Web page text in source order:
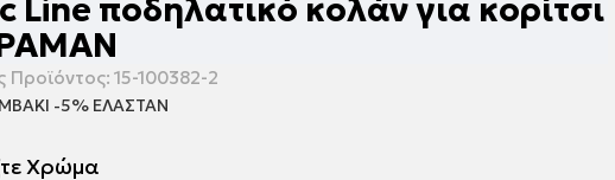
Line ποδηλατικό κολάν για κορίτσι
Προϊόντος: 15-100382-2
-5% ΕΛΑΣΤΑΝ
Χρώμα